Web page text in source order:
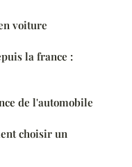
voiture
la france :
de l'automobile
choisir un